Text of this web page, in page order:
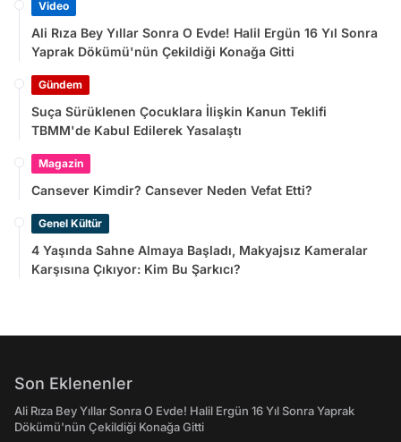
Video
Ali Rıza Bey Yıllar Sonra O Evde! Halil Ergün 16 Yıl Sonra
Yaprak Dökümü'nün Çekildiği Konağa Gitti
Gündem
Suça Sürüklenen Çocuklara İlişkin Kanun Teklifi
TBMM'de Kabul Edilerek Yasalaştı
Magazin
Cansever Kimdir? Cansever Neden Vefat Etti?
Genel Kültür
4 Yaşında Sahne Almaya Başladı, Makyajsız Kameralar
Karşısına Çıkıyor: Kim Bu Şarkıcı?
Son Eklenenler
Ali Rıza Bey Yıllar Sonra O Evde! Halil Ergün 16 Yıl Sonra Yaprak
Dökümü'nün Çekildiği Konağa Gitti